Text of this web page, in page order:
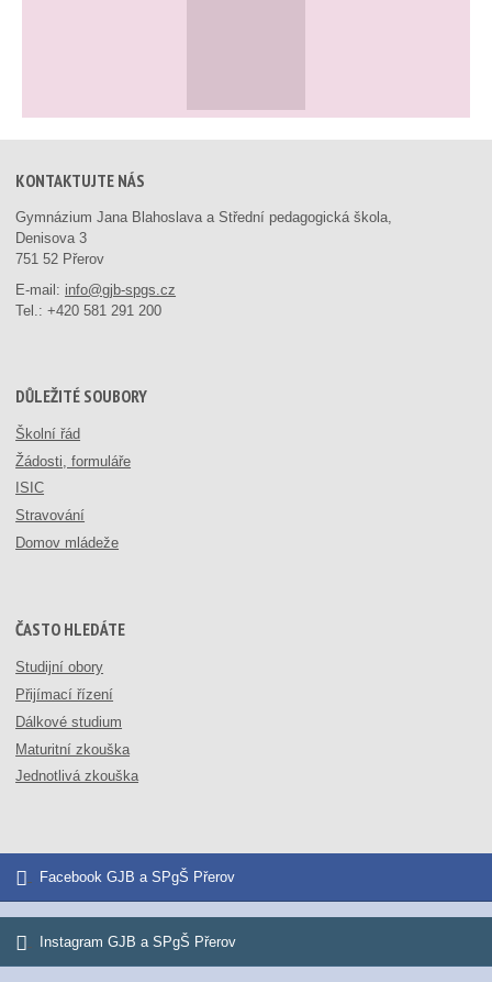
KONTAKTUJTE NÁS
Gymnázium Jana Blahoslava a Střední pedagogická škola,
Denisova 3
751 52 Přerov
E-mail: info@gjb-spgs.cz
Tel.:+420 581 291 200
DŮLEŽITÉ SOUBORY
Školní řád
Žádosti, formuláře
ISIC
Stravování
Domov mládeže
ČASTO HLEDÁTE
Studijní obory
Přijímací řízení
Dálkové studium
Maturitní zkouška
Jednotlivá zkouška
Facebook GJB a SPgŠ Přerov
Instagram GJB a SPgŠ Přerov